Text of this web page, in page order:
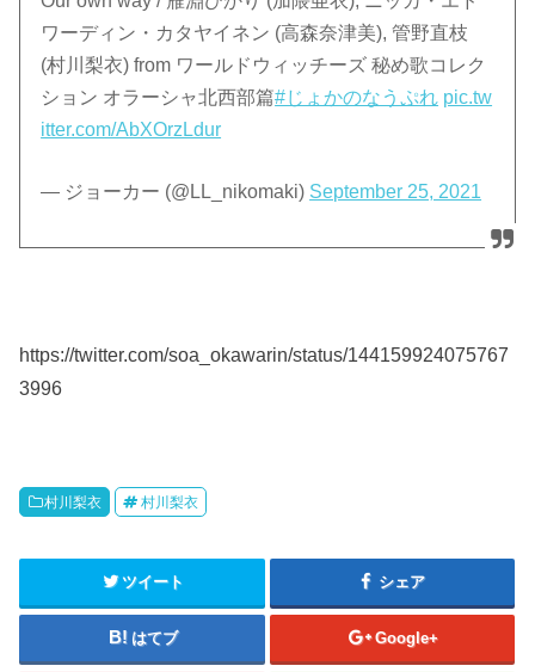
ワーディン・カタヤイネン (高森奈津美), 管野直枝
(村川梨衣) from ワールドウィッチーズ 秘め歌コレク
ション オラーシャ北西部篇#じょかのなうぷれ pic.tw
itter.com/AbXOrzLdur
— ジョーカー (@LL_nikomaki) September 25, 2021
https://twitter.com/soa_okawarin/status/144159924075767
3996
村川梨衣 村川梨衣
ツイート シェア
はてブ Google+